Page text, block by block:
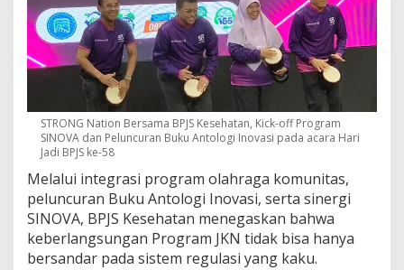
STRONG Nation Bersama BPJS Kesehatan, Kick-off Program
SINOVA dan Peluncuran Buku Antologi Inovasi pada acara Hari
Jadi BPJS ke-58
Melalui integrasi program olahraga komunitas,
peluncuran Buku Antologi Inovasi, serta sinergi
SINOVA, BPJS Kesehatan menegaskan bahwa
keberlangsungan Program JKN tidak bisa hanya
bersandar pada sistem regulasi yang kaku.